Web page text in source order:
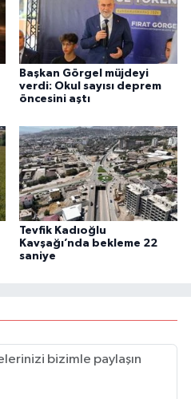
Başkan Görgel müjdeyi
verdi: Okul sayısı deprem
öncesini aştı
Tevfik Kadıoğlu
Kavşağı’nda bekleme 22
saniye